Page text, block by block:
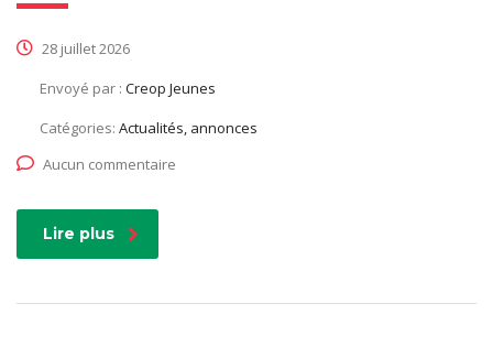
28 juillet 2026
Envoyé par : Creop Jeunes
Catégories: Actualités, annonces
Aucun commentaire
Lire plus